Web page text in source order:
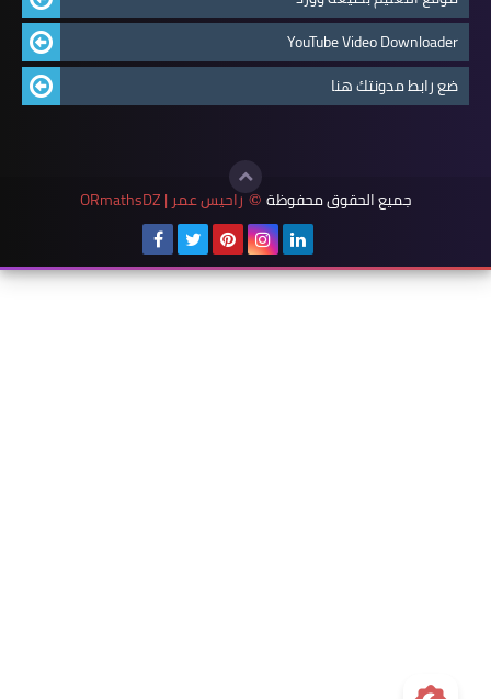
YouTube Video Downloader
ضع رابط مدونتك هنا
جميع الحقوق محفوظة © راحيس عمر | ORmathsDZ